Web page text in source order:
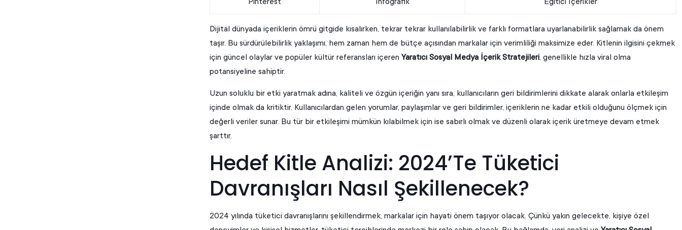
Dijital dünyada içeriklerin ömrü gitgide kısalırken, tekrar tekrar kullanılabilirlik ve farklı formatlara uyarlanabilirlik sağlamak da önem
taşır. Bu sürdürülebilirlik yaklaşımı, hem zaman hem de bütçe açısından markalar için verimliliği maksimize eder. Kitlenin ilgisini çekmek
için güncel olaylar ve popüler kültür referansları içerenYaratıcı Sosyal Medya İçerik Stratejileri, genellikle hızla viral olma
potansiyeline sahiptir.
Uzun soluklu bir etki yaratmak adına, kaliteli ve özgün içeriğin yanı sıra, kullanıcıların geri bildirimlerini dikkate alarak onlarla etkileşim
içinde olmak da kritiktir. Kullanıcılardan gelen yorumlar, paylaşımlar ve geri bildirimler, içeriklerin ne kadar etkili olduğunu ölçmek için
değerli veriler sunar. Bu tür bir etkileşimi mümkün kılabilmek için ise sabırlı olmak ve düzenli olarak içerik üretmeye devam etmek
şarttır.
Hedef Kitle Analizi: 2024’Te Tüketici
Davranışları Nasıl Şekillenecek?
2024 yılında tüketici davranışlarını şekillendirmek, markalar için hayati önem taşıyor olacak. Çünkü yakın gelecekte, kişiye özel